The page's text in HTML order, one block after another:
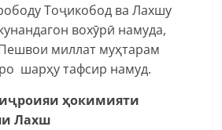
Тоҷикобод ва Лахшу
вохӯрӣ намуда,
миллат муҳтарам
шарҳу тафсир намуд.
ҳокимияти
Лахш